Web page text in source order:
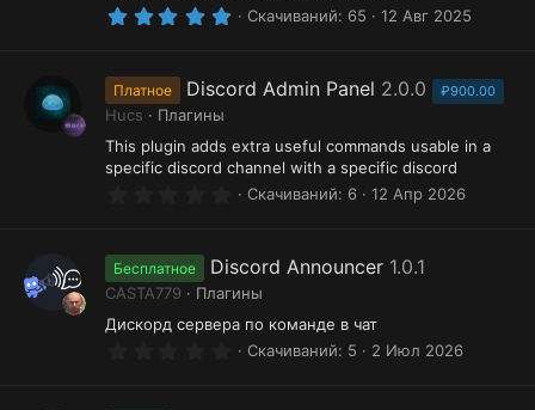
5
з
в
з
д
Скачиваний 65 12 Авг 2025
Платное Discord Admin Panel 2.0.0 ₽900.00
Hucs
Плагины
This plugin adds extra useful commands usable in a
specific discord channel with a specific discord
0
з
в
ё
з
д
Скачиваний 6 12 Апр 2026
Бесплатное Discord Announcer 1.0.1
CASTA779
Плагины
Дискорд сервера по команде в чат
0 Скачиваний 5 2 Июл 2026